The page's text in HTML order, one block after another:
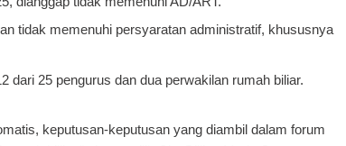
tidak memenuhi persyaratan administratif, khususnya
dari 25 pengurus dan dua perwakilan rumah biliar.
keputusan-keputusan yang diambil dalam forum